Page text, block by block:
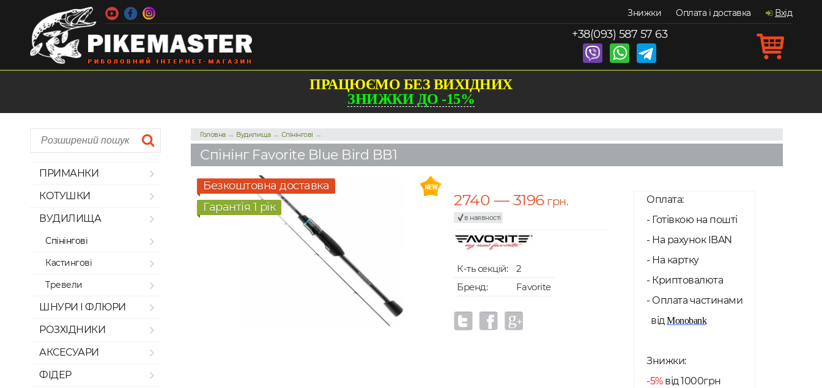
Знижки Оплата і доставка Вхід
+38(093) 587 57 63
ПРАЦЮЄМО БЕЗ ВИХІДНИХ
ЗНИЖКИ ДО -15%
ПРИМАНКИ
КОТУШКИ
ВУДИЛИЩА
Спінінгові
Кастингові
Тревели
ШНУРИ І ФЛЮРИ
РОЗХІДНИКИ
АКСЕСУАРИ
ФІДЕР
Головна→ Вудилища→ Спінінгові →
Спінінг Favorite Blue Bird BB1
Безкоштовна доставка
Гарантія 1 рік
Оплата:
- Готівкою на пошті
- На рахунок IBAN
- На картку
- Криптовалюта
- Оплата частинами
відMonobank
Знижки:
-5%від 1000грн
2740 — 3196грн.
в наявності
К-ть секцій:
2
Бренд:
Favorite